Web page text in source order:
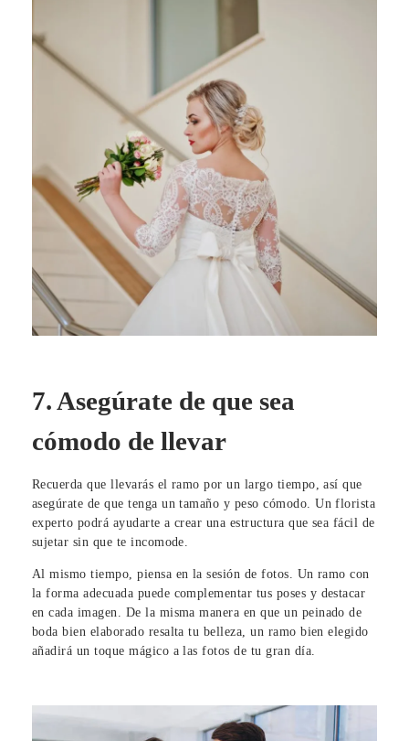
7. Asegúrate de que sea
cómodo de llevar
Recuerda que llevarás el ramo por un largo tiempo, así que
asegúrate de que tenga un tamaño y peso cómodo. Un florista
experto podrá ayudarte a crear una estructura que sea fácil de
sujetar sin que te incomode.
Al mismo tiempo, piensa en la sesión de fotos. Un ramo con
la forma adecuada puede complementar tus poses y destacar
en cada imagen. De la misma manera en que un peinado de
boda bien elaborado resalta tu belleza, un ramo bien elegido
añadirá un toque mágico a las fotos de tu gran día.